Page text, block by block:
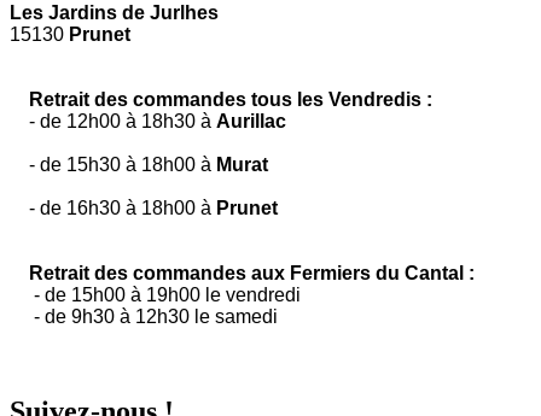
Les Jardins de Jurlhes
15130 Prunet
Retrait des commandes tous les Vendredis :
- de 12h00 à 18h30 à Aurillac
- de 15h30 à 18h00 à Murat
- de 16h30 à 18h00 à Prunet
Retrait des commandes aux Fermiers du Cantal :
- de 15h00 à 19h00 le vendredi
- de 9h30 à 12h30 le samedi